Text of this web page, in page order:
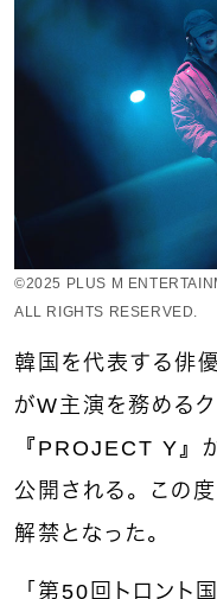
©︎2025 PLUS M
ALL RIGHTS RESERVED.
韓国を代表する俳優
がW主演を務める
『PROJECT Y』
公開される。この
解禁となった。
「第50回トロント